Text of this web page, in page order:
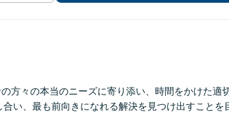
方々の本当のニーズに寄り添い、時間をかけた適
い、最も前向きになれる解決を見つけ出すことを